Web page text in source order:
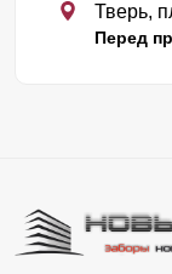
Тверь,
Перед